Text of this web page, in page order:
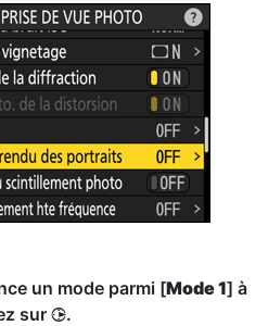
un mode parmi [Mode 1] à
sur 2.